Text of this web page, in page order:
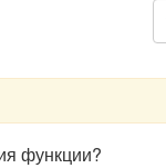
функции?